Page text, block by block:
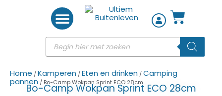
Home /Kamperen /Eten en drinken /Camping
pannen / Bo-Camp Wokpan Sprint ECO 28cm
Bo-Camp Wokpan Sprint ECO 28cm